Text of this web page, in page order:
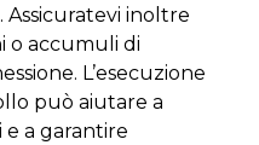
inoltre
o accumuli di
L’esecuzione
può aiutare a
a garantire